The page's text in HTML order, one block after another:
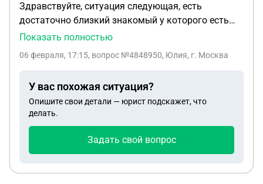
Здравствуйте, ситуация следующая, есть
достаточно близкий знакомый у которого есть
свой бизнес, но уже на протяжение долгого
налогов. И получилось так что по не знанию всех
обналичивания, так как я была очень далека от
всего связанного с отмывом и тд, и все его
просьбы сделать новые карты других банков мне
время он пользовался шестью моими
есть ухода от налогов. В общей сумме за все
Показать полностью
06 февраля, 17:15, вопрос №4848950, Юлия, г. Москва
У вас похожая ситуация?
Опишите свои детали — юрист подскажет, что
делать.
Задать свой вопрос